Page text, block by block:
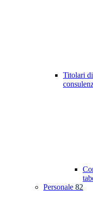
Titolari
Personale 82